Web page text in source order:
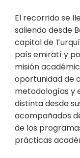
El recorrido se
saliendo desde
capital de
país emiratí y
misión
oportunidad de
metodologías y
distinta desde
acompañados
de los
prácticas